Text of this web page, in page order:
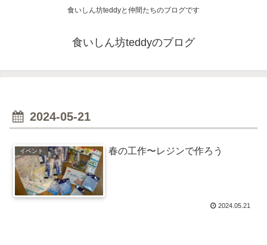
食いしん坊teddyと仲間たちのブログです
食いしん坊teddyのブログ
2024-05-21
イベント 春の工作〜レジンで作ろう
2024.05.21